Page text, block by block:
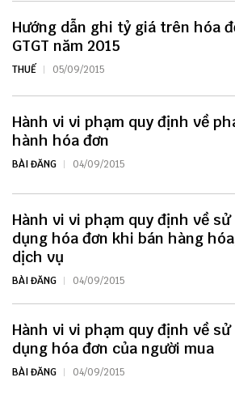
Hướng dẫn ghi tỷ giá trên hóa
GTGT năm 2015
THUẾ 05/09/2015
Hành vi vi phạm quy định về
hành hóa đơn
BÀI ĐĂNG 04/09/2015
Hành vi vi phạm quy định về sử
dụng hóa đơn khi bán hàng
dịch vụ
BÀI ĐĂNG 04/09/2015
Hành vi vi phạm quy định về sử
dụng hóa đơn của người mua
BÀI ĐĂNG 04/09/2015